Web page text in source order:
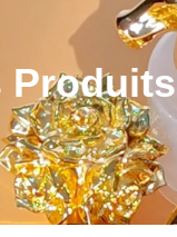
Produits